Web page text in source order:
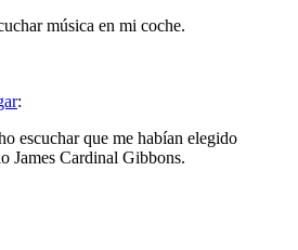
música en mi coche.
:
escuchar que me habían elegido
James Cardinal Gibbons.